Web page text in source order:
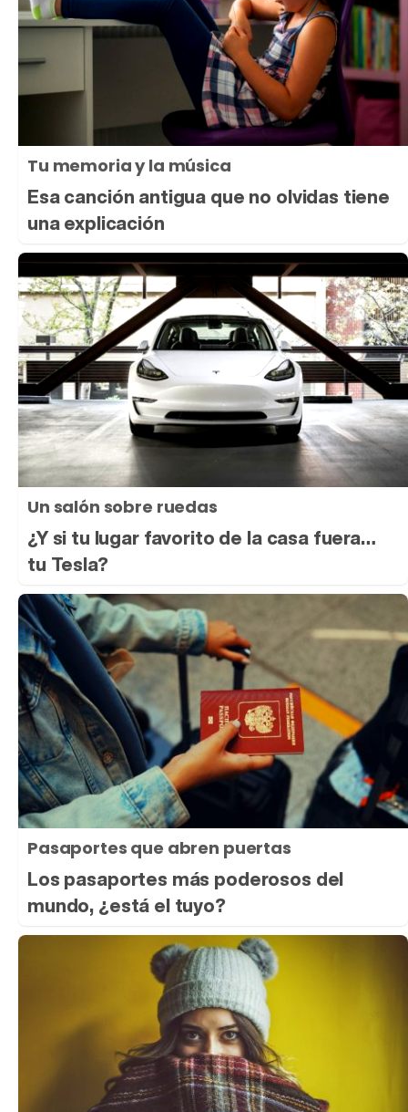
Tu memoria y la música
Esa canción antigua que no olvidas tiene
una explicación
Un salón sobre ruedas
¿Y si tu lugar favorito de la casa fuera…
tu Tesla?
Pasaportes que abren puertas
Los pasaportes más poderosos del
mundo, ¿está el tuyo?